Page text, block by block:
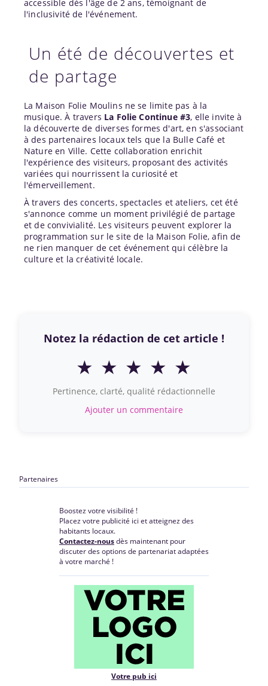
accessible dès l'âge de 2 ans, témoignant de
l'inclusivité de l'événement.
Un été de découvertes et
de partage
La Maison Folie Moulins ne se limite pas à la
musique. À travers La Folie Continue #3, elle invite à
la découverte de diverses formes d'art, en s'associant
à des partenaires locaux tels que la Bulle Café et
Nature en Ville. Cette collaboration enrichit
l'expérience des visiteurs, proposant des activités
variées qui nourrissent la curiosité et
l'émerveillement.
À travers des concerts, spectacles et ateliers, cet été
s'annonce comme un moment privilégié de partage
et de convivialité. Les visiteurs peuvent explorer la
programmation sur le site de la Maison Folie, afin de
ne rien manquer de cet événement qui célèbre la
culture et la créativité locale.
Notez la rédaction de cet article !
★ ★ ★ ★ ★
Pertinence, clarté, qualité rédactionnelle
Ajouter un commentaire
Partenaires
Boostez votre visibilité !
Placez votre publicité ici et atteignez des
habitants locaux.
Contactez-nousdès maintenant pour
discuter des options de partenariat adaptées
à votre marché !
Votre pub ici